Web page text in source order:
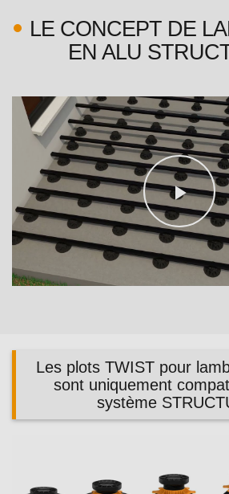
LE CONCEPT DE
EN ALU
Play
Les plots TWIST pour
sont uniquement
système